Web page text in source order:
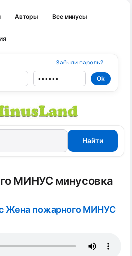
Авторы Все минусы
Забыли пароль?
МИНУС минусовка
Жена пожарного МИНУС